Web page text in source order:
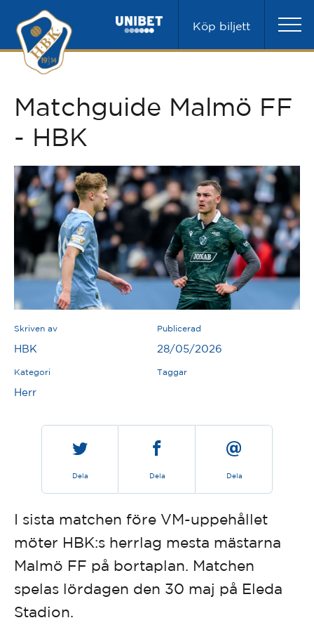
Köp biljett
Matchguide Malmö FF
- HBK
Skriven av
HBK
Publicerad
28/05/2026
Kategori
Herr
Taggar
Dela Dela Dela
I sista matchen före VM-uppehållet
möter HBK:s herrlag mesta mästarna
Malmö FF på bortaplan. Matchen
spelas lördagen den 30 maj på Eleda
Stadion.